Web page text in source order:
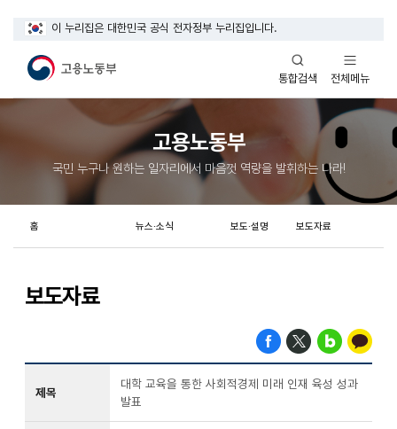
이 누리집은 대한민국 공식 전자정부 누리집입니다.
통합검색
열기
전체메뉴
열기
고용노동부
국민 누구나 원하는 일자리에서 마음껏 역량을 발휘하는 나라!
보도자료
홈 뉴스·소식 보도·설명 보도자료
제목
대학 교육을 통한 사회적경제 미래 인재 육성 성과
발표